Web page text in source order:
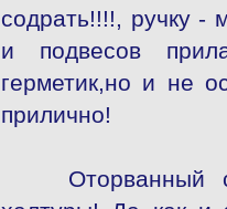
содрать!!!!, ручку -
и подвесов
герметик,но и не
прилично!
Оторванный